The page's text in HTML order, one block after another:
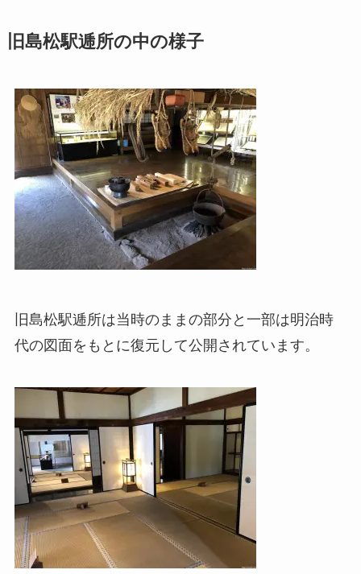
旧島松駅逓所の中の様子
旧島松駅逓所は当時のままの部分と一部は明治時
代の図面をもとに復元して公開されています。